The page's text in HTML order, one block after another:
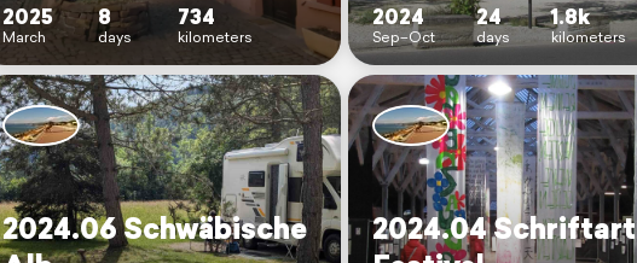
2025
March
8
days
734
kilometers
2024
Sep–Oct
24
days
1.8k
kilometers
2024.06 Schwäbische
2024.04 Schriftart